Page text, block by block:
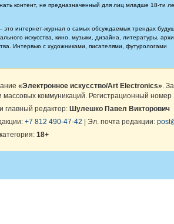
контент, не предназначенный для лиц младше 18-ти
это интернет-журнал о самых обсуждаемых трендах
искусства, кино, музыки, дизайна, литературы,
Интервью с художниками, писателями, футурологами
«Электронное искусство/Art Electronics» .
массовых коммуникаций. Регистрационный
главный редактор: Шулешко Павел Викторович
+7 812 490-47-42 | Эл. почта редакции:
18+